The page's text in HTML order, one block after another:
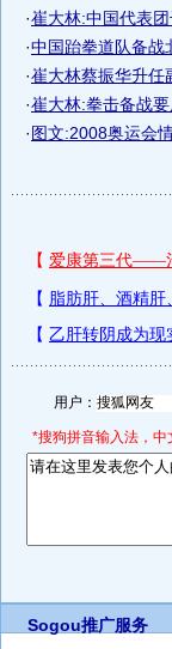
·崔大林:中国代表
·中国跆拳道队备战
·崔大林蔡振华升任
·崔大林:拳击备战
·图文:2008奥运会
用户：
*搜狗拼音输入法，中
Sogou推广服务